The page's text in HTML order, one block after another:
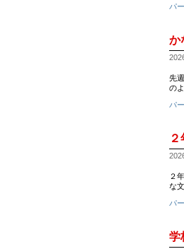
パ
か
先
の
パ
２
な
パ
学